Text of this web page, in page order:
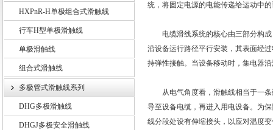
扬州市天翔电气有限公司
HXPnR-H单极组合式滑触线
行车H型单极滑触线
单极滑触线
组合式滑触线
多极管式滑触线系列
DHG多极滑触线
DHGJ多极安全滑触线
统，将固定电源的电能传递给运动中
电缆滑线系统的核心由三部分构成
沿设备运行路径平行安装，其表面经
持弹性接触。当设备移动时，集电器
从电气角度看，滑触线相当于一条
导至设备电缆，再进入用电设备。为
线分段处设有伸缩接头，以应对温度